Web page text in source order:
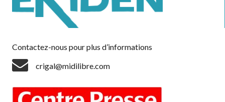
Contactez-nous pour plus d’informations
crigal@midilibre.com